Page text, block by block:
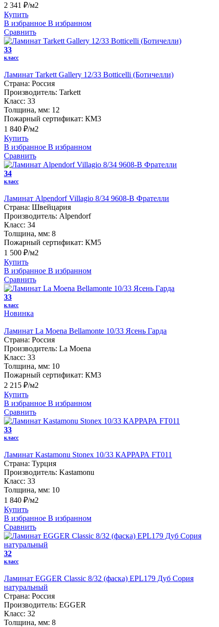
2 341 ₽/м2
Купить
В избранное В избранном
Сравнить
33
класс
Ламинат Tarkett Gallery 12/33 Botticelli (Ботичелли)
Страна: Россия
Производитель: Tarkett
Класс: 33
Толщина, мм: 12
Пожарный сертификат: КМ3
1 840 ₽/м2
Купить
В избранное В избранном
Сравнить
34
класс
Ламинат Alpendorf Villagio 8/34 9608-В Фрателли
Страна: Швейцария
Производитель: Alpendorf
Класс: 34
Толщина, мм: 8
Пожарный сертификат: КМ5
1 500 ₽/м2
Купить
В избранное В избранном
Сравнить
33
класс
Новинка
Ламинат La Moena Bellamonte 10/33 Ясень Гарда
Страна: Россия
Производитель: La Moena
Класс: 33
Толщина, мм: 10
Пожарный сертификат: КМ3
2 215 ₽/м2
Купить
В избранное В избранном
Сравнить
33
класс
Ламинат Kastamonu Stonex 10/33 КАРРАРА FT011
Страна: Турция
Производитель: Kastamonu
Класс: 33
Толщина, мм: 10
1 840 ₽/м2
Купить
В избранное В избранном
Сравнить
32
класс
Ламинат EGGER Classic 8/32 (фаска) EPL179 Дуб Сория
натуральный
Страна: Россия
Производитель: EGGER
Класс: 32
Толщина, мм: 8